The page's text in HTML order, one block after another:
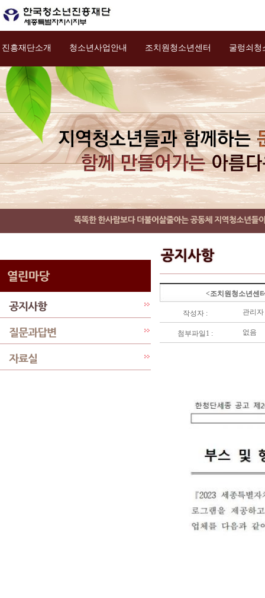
진흥재단소개 청소년사업안내 조치원청소년센터 굴렁쇠청
<조치원청소년센
작성자 : 관리자
첨부파일1 : 없음